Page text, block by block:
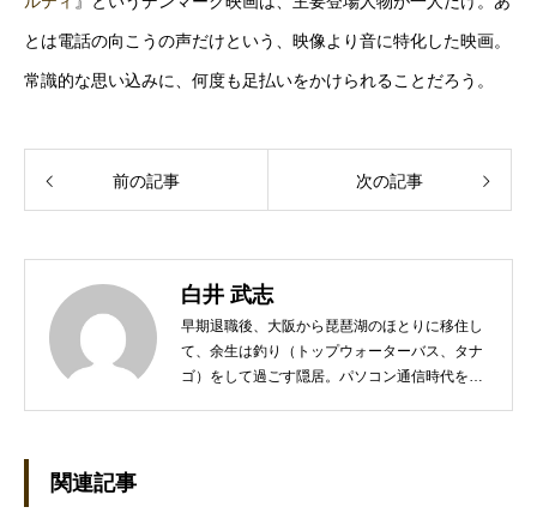
とは電話の向こうの声だけという、映像より音に特化した映画。
常識的な思い込みに、何度も足払いをかけられることだろう。
前の記事 次の記事
白井 武志
早期退職後、大阪から琵琶湖のほとりに移住し
て、余生は釣り（トップウォーターバス、タナ
ゴ）をして過ごす隠居。パソコン通信時代を知
関連記事